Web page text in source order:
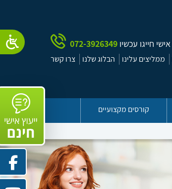
חייגו עכשיו 072-3926349
ממליצים עלינו הבלוג שלנו צרו קשר
קורסים מקצועיים